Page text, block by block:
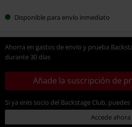
Disponible para envío inmediato
Ahorra en gastos de envío y prueba
durante 30 días
Añade la suscripción de
Si ya eres socio del Backstage Club,
Accede ahora